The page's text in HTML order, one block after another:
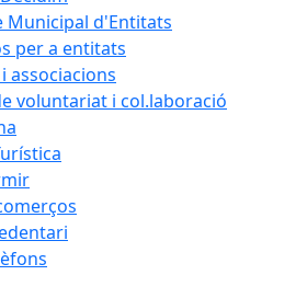
Municipal d'Entitats
per a entitats
associacions
voluntariat i col.laboració